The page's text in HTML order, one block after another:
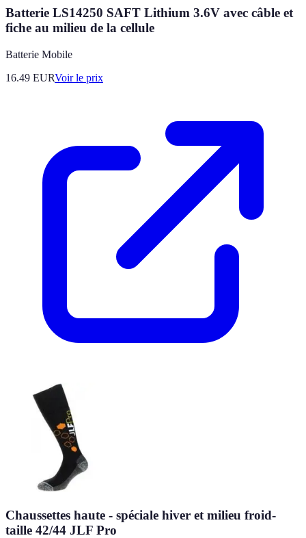
Batterie LS14250 SAFT Lithium 3.6V avec câble et
fiche au milieu de la cellule
Batterie Mobile
16.49 EURVoir le prix
Chaussettes haute - spéciale hiver et milieu froid-
taille 42/44 JLF Pro